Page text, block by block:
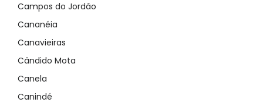
Campos do Jordão
Cananéia
Canavieiras
Cândido Mota
Canela
Canindé